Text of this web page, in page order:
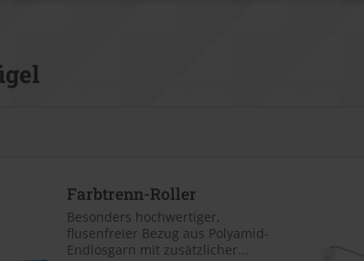
Farbtrenn-Roller
Besonders hochwertiger,
flusenfreier Bezug aus Polyamid-
Endlosgarn mit zusätzlicher...